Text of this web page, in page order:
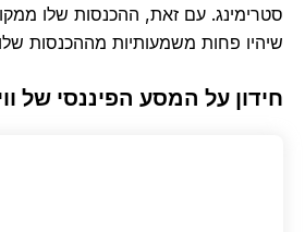
עם זאת, ההכנסות שלו ממקורות
פחות משמעותיות מההכנסות שלו
על המסע הפיננסי של וויין